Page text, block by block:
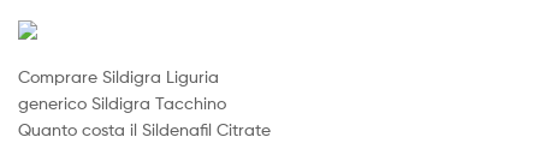
Comprare Sildigra Liguria
generico Sildigra Tacchino
Quanto costa il Sildenafil Citrate